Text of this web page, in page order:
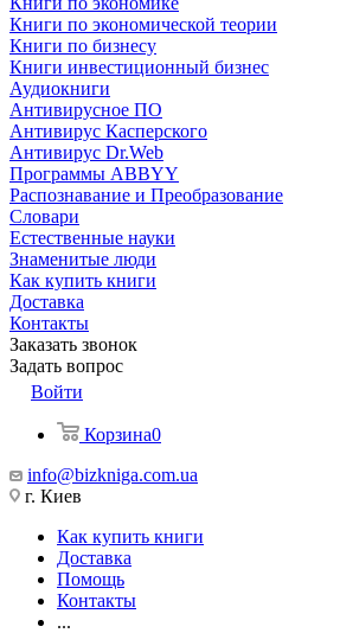
Книги по экономической теории
Книги по бизнесу
Книги инвестиционный бизнес
Аудиокниги
Антивирусное ПО
Антивирус Касперского
Антивирус Dr.Web
Программы ABBYY
Распознавание и Преобразование
Словари
Естественные науки
Знаменитые люди
Как купить книги
Доставка
Контакты
Заказать звонок
Задать вопрос
Войти
Корзина0
info@bizkniga.com.ua
г. Киев
Как купить книги
Доставка
Помощь
Контакты
...